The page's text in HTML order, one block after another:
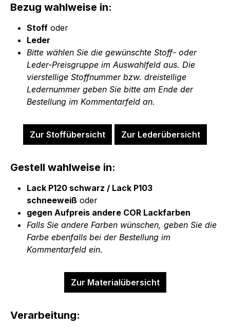
Bezug wahlweise in:
Stoff oder
Leder
Bitte wählen Sie die gewünschte Stoff- oder
Leder-Preisgruppe im Auswahlfeld aus. Die
vierstellige Stoffnummer bzw. dreistellige
Ledernummer geben Sie bitte am Ende der
Bestellung im Kommentarfeld an.
Zur Stoffübersicht Zur Lederübersicht
Gestell wahlweise in:
Lack P120 schwarz / Lack P103
schneeweiß oder
gegen Aufpreis andere COR Lackfarben
Falls Sie andere Farben wünschen, geben Sie die
Farbe ebenfalls bei der Bestellung im
Kommentarfeld ein.
Zur Materialübersicht
Verarbeitung: